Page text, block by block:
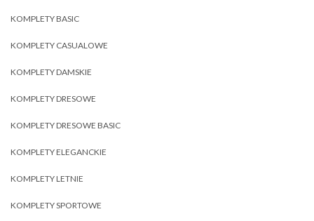
KOMPLETY BASIC
KOMPLETY CASUALOWE
KOMPLETY DAMSKIE
KOMPLETY DRESOWE
KOMPLETY DRESOWE BASIC
KOMPLETY ELEGANCKIE
KOMPLETY LETNIE
KOMPLETY SPORTOWE